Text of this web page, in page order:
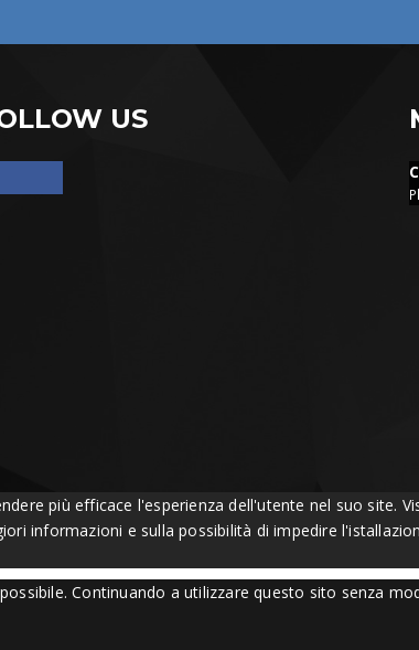
US
più efficace l'esperienza dell'utente nel suo site.
informazioni e sulla possibilità di impedire
Continuando a utilizzare questo sito senza